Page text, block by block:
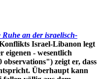
an der israelisch-
Israel-Libanon legt
- wesentlich
zeigt er, dass
Überhaupt kann